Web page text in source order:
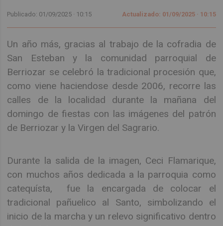
Publicado: 01/09/2025 · 10:15 Actualizado: 01/09/2025 · 10:15
Un año más, gracias al trabajo de la cofradia de
San Esteban y la comunidad parroquial de
Berriozar se celebró la tradicional procesión que,
como viene haciendose desde 2006, recorre las
calles de la localidad durante la mañana del
domingo de fiestas con las imágenes del patrón
de Berriozar y la Virgen del Sagrario.
Durante la salida de la imagen, Ceci Flamarique,
con muchos años dedicada a la parroquia como
catequísta, fue la encargada de colocar el
tradicional pañuelico al Santo, simbolizando el
inicio de la marcha y un relevo significativo dentro